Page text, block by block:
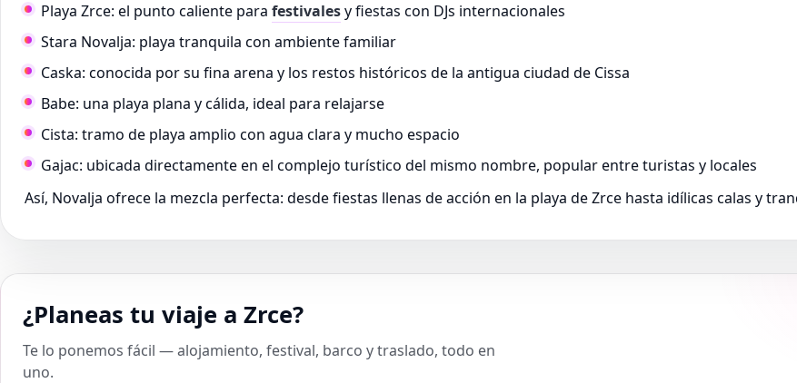
Playa Zrce: el punto caliente para festivalesy fiestas con DJs internacionales
Stara Novalja: playa tranquila con ambiente familiar
Caska: conocida por su fina arena y los restos históricos de la antigua ciudad de Cissa
Babe: una playa plana y cálida, ideal para relajarse
Cista: tramo de playa amplio con agua clara y mucho espacio
Gajac: ubicada directamente en el complejo turístico del mismo nombre, popular entre turistas y locales
Así, Novalja ofrece la mezcla perfecta: desde fiestas llenas de acción en la playa de Zrce hasta idílicas calas y
¿Planeas tu viaje a Zrce?
Te lo ponemos fácil — alojamiento, festival, barco y traslado, todo en
uno.